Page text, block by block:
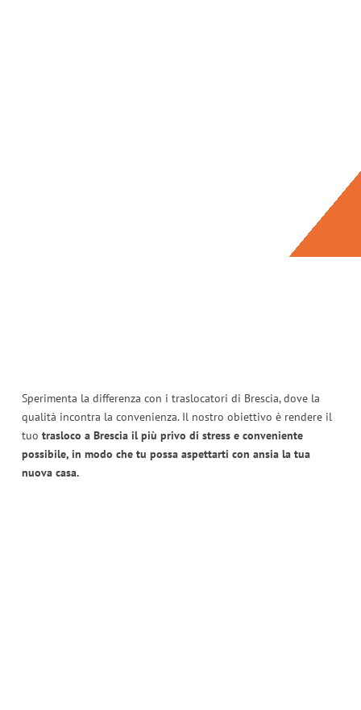
Sperimenta la differenza con i traslocatori di Brescia, dove la
qualità incontra la convenienza. Il nostro obiettivo è rendere il
tuo trasloco a Brescia il più privo di stress e conveniente
possibile, in modo che tu possa aspettarti con ansia la tua
nuova casa.